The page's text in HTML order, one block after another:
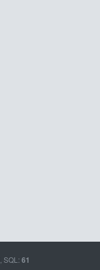
, SQL: 61